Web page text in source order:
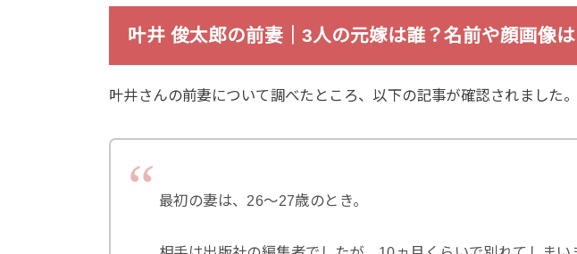
叶井 俊太郎の前妻｜3人の元嫁は誰？名前や顔画像は
叶井さんの前妻について調べたところ、以下の記事が確認されました。
最初の妻は、26～27歳のとき。